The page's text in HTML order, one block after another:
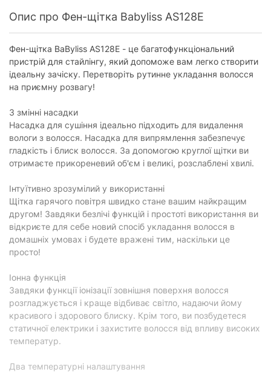
Фізичні характеристики
Характеристики та комплектація товару можуть змінюватися
виробником без повідомлення.
Опис про Фен-щітка Babyliss AS128E
Фен-щітка BaByliss AS128E - це багатофункціональний
пристрій для стайлінгу, який допоможе вам легко створити
ідеальну зачіску. Перетворіть рутинне укладання волосся
на приємну розвагу!
3 змінні насадки
Насадка для сушіння ідеально підходить для видалення
вологи з волосся. Насадка для випрямлення забезпечує
гладкість і блиск волосся. За допомогою круглої щітки ви
отримаєте прикореневий об'єм і великі, розслаблені хвилі.
Інтуїтивно зрозумілий у використанні
Щітка гарячого повітря швидко стане вашим найкращим
другом! Завдяки безлічі функцій і простоті використання ви
відкриєте для себе новий спосіб укладання волосся в
домашніх умовах і будете вражені тим, наскільки це
просто!
Іонна функція
Завдяки функції іонізації зовнішня поверхня волосся
розгладжується і краще відбиває світло, надаючи йому
красивого і здорового блиску. Крім того, ви позбудетеся
статичної електрики і захистите волосся від впливу високих
температур.
Два температурні налаштування